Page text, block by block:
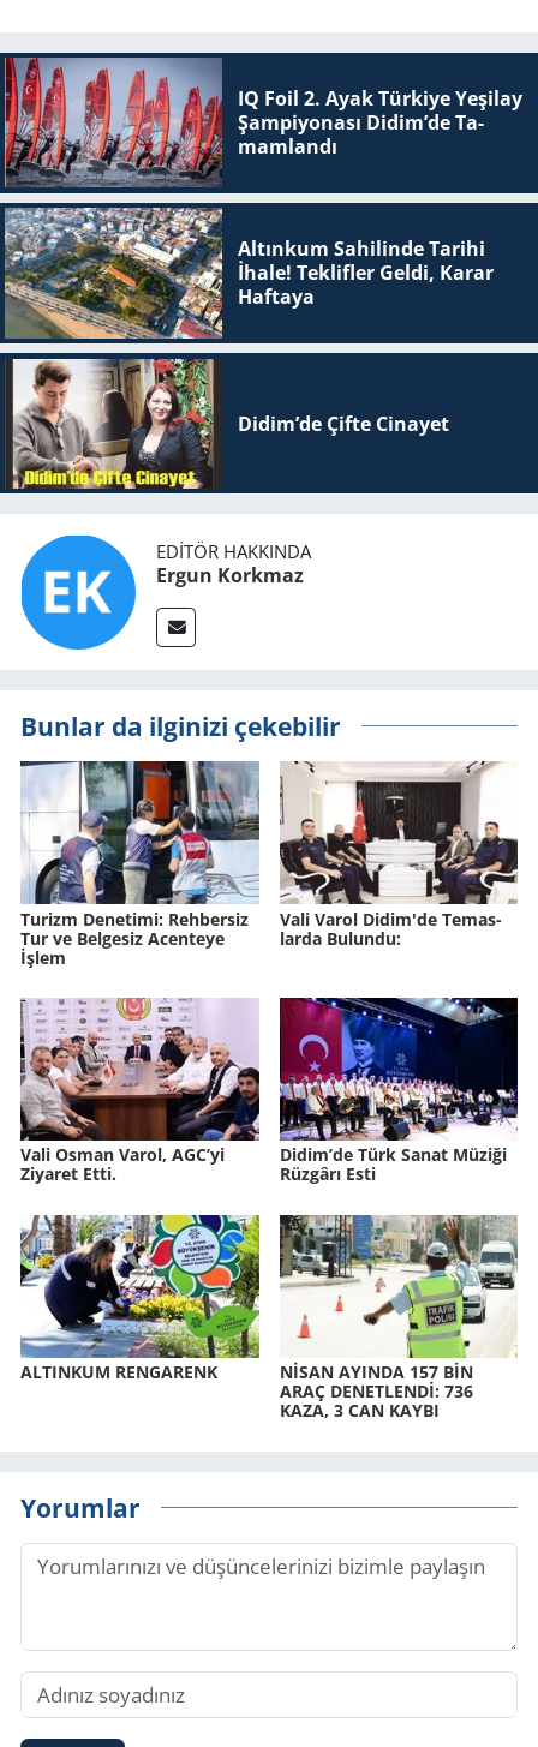
IQ Foil 2. Ayak Tür­ki­ye Ye­şi­lay
Şam­pi­yo­na­sı Didim’de Ta­
mam­lan­dı
Altınkum Sahilinde Tarihi
İhale! Teklifler Geldi, Karar
Haftaya
Didim’de Çifte Ci­na­yet
EDITÖR HAKKINDA
Ergun Korkmaz
Bunlar da ilginizi çekebilir
Tu­rizm De­ne­ti­mi: Reh­ber­siz
Tur ve Bel­ge­siz Acen­te­ye
İşlem
Vali Varol Didim'de Te­mas­
lar­da Bu­lun­du:
Vali Osman Varol, AGC’yi
Ziyaret Etti.
Didim’de Türk Sanat Mü­zi­ği
Rüz­gâ­rı Esti
AL­TIN­KUM REN­GA­RENK
NİSAN AYIN­DA 157 BİN
ARAÇ DE­NET­LENDİ: 736
KAZA, 3 CAN KAYBI
Yorumlar